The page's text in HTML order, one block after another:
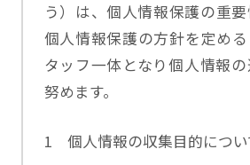
う）は、個人情報保護の重要
個人情報保護の方針を定め
タッフ一体となり個人情報
努めます。
1 個人情報の収集目的につい